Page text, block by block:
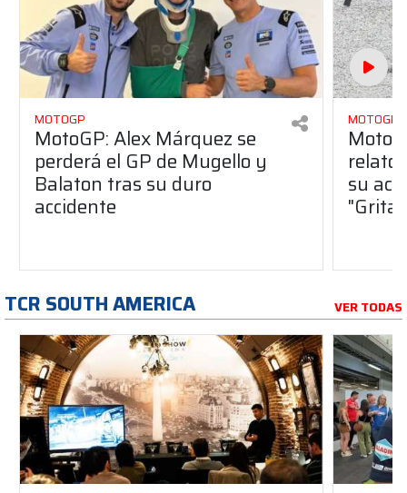
MOTOGP
MotoGP: Alex Márquez se
perderá el GP de Mugello y
Balaton tras su duro
accidente
MOTOGP
relato
su
TCR SOUTH AMERICA VER TODAS